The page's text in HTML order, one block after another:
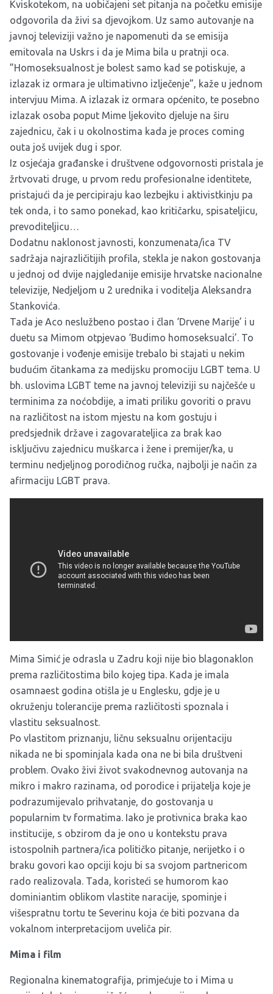
Kviskotekom, na uobičajeni set pitanja na početku emisije
odgovorila da živi sa djevojkom. Uz samo autovanje na
javnoj televiziji važno je napomenuti da se emisija
emitovala na Uskrs i da je Mima bila u pratnji oca.
”Homoseksualnost je bolest samo kad se potiskuje, a
izlazak iz ormara je ultimativno izlječenje”, kaže u jednom
intervjuu Mima. A izlazak iz ormara općenito, te posebno
izlazak osoba poput Mime ljekovito djeluje na širu
zajednicu, čak i u okolnostima kada je proces coming
outa još uvijek dug i spor.
Iz osjećaja građanske i društvene odgovornosti pristala je
žrtvovati druge, u prvom redu profesionalne identitete,
pristajući da je percipiraju kao lezbejku i aktivistkinju pa
tek onda, i to samo ponekad, kao kritičarku, spisateljicu,
prevoditeljicu…
Dodatnu naklonost javnosti, konzumenata/ica TV
sadržaja najrazličitijih profila, stekla je nakon gostovanja
u jednoj od dvije najgledanije emisije hrvatske nacionalne
televizije, Nedjeljom u 2 urednika i voditelja Aleksandra
Stankovića.
Tada je Aco neslužbeno postao i član ‘Drvene Marije’ i u
duetu sa Mimom otpjevao ‘Budimo homoseksualci’. To
gostovanje i vođenje emisije trebalo bi stajati u nekim
budućim čitankama za medijsku promociju LGBT tema. U
bh. uslovima LGBT teme na javnoj televiziji su najčešće u
terminima za noćobdije, a imati priliku govoriti o pravu
na različitost na istom mjestu na kom gostuju i
predsjednik države i zagovarateljica za brak kao
isključivu zajednicu muškarca i žene i premijer/ka, u
terminu nedjeljnog porodičnog ručka, najbolji je način za
afirmaciju LGBT prava.
Mima Simić je odrasla u Zadru koji nije bio blagonaklon
prema različitostima bilo kojeg tipa. Kada je imala
osamnaest godina otišla je u Englesku, gdje je u
okruženju tolerancije prema različitosti spoznala i
vlastitu seksualnost.
Po vlastitom priznanju, ličnu seksualnu orijentaciju
nikada ne bi spominjala kada ona ne bi bila društveni
problem. Ovako živi život svakodnevnog autovanja na
mikro i makro razinama, od porodice i prijatelja koje je
podrazumijevalo prihvatanje, do gostovanja u
popularnim tv formatima. Iako je protivnica braka kao
institucije, s obzirom da je ono u kontekstu prava
istospolnih partnera/ica političko pitanje, nerijetko i o
braku govori kao opciji koju bi sa svojom partnericom
rado realizovala. Tada, koristeći se humorom kao
dominiantim oblikom vlastite naracije, spominje i
višespratnu tortu te Severinu koja će biti pozvana da
vokalnom interpretacijom uveliča pir.
Mima i film
Regionalna kinematografija, primjećuje to i Mima u